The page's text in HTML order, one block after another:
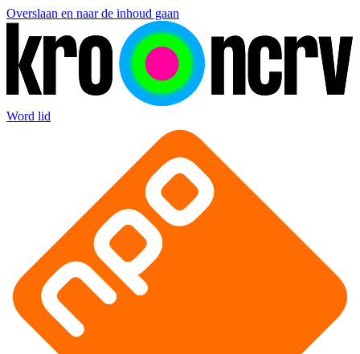
Overslaan en naar de inhoud gaan
Word lid